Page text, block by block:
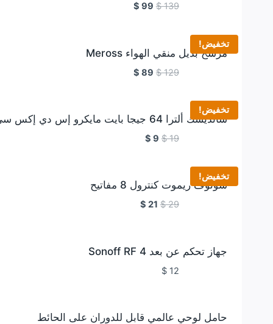
$139
$ 99
تخفيض!
مرشح بديل منقي الهواء Meross
$129
$ 89
تخفيض!
سانديسك ألترا 64 جيجا بايت مايكرو إس دي إكس سي
$19
$ 9
تخفيض!
سونوف ريموت كنترول 8 مفاتيح
$29
$ 21
جهاز تحكم عن بعد Sonoff RF 4
$12
حامل لوحي عالمي قابل للدوران على الحائط